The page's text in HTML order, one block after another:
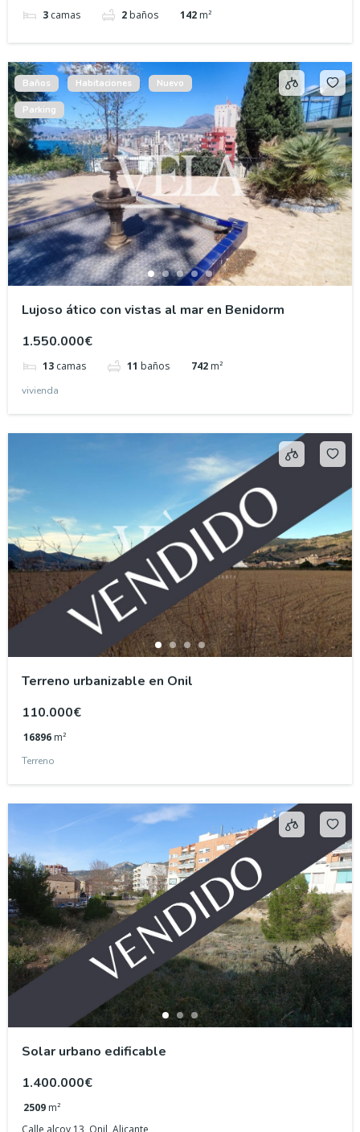
3 camas 2 baños 142 m²
Baños Habitaciones Nuevo
Parking
Lujoso ático con vistas al mar en Benidorm
1.550.000€
13 camas 11 baños 742 m²
vivienda
Terreno urbanizable en Onil
110.000€
16896 m²
Terreno
Solar urbano edificable
1.400.000€
2509 m²